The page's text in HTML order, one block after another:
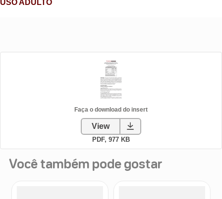
Você também pode gostar